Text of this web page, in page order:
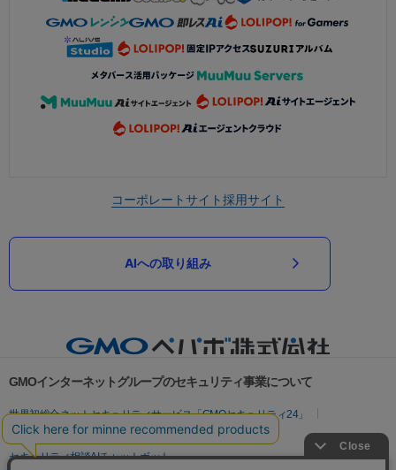
コーポレートサイト採用サイト
AIへの取り組み
GMOインターネットグループのセキュリティ事業について
世界初総合ネットセキュリティサービス「GMOセキュリティ24」
パスワード漏洩診断
Webサイトリスク診断
セキュリティ相談AIチャットボット